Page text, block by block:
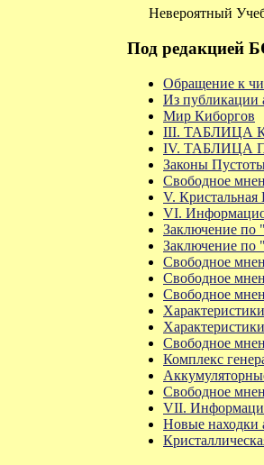
Невероятный
Под
Обращение к
Из публикации
Мир Киборгов
III. ТАБЛИЦА
IV. ТАБЛИЦА
Законы
Свободное
V.
VI.
Заключение по
Заключение по
Свободное
Свободное
Свободное
Свободное
Комплекс
Свободное
VII.
Новые находки